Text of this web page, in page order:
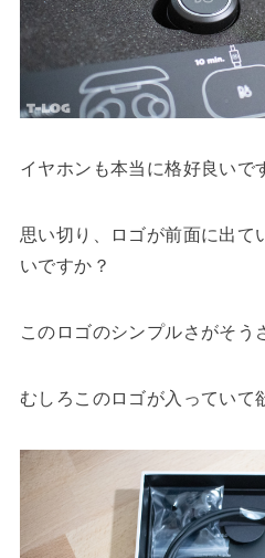
イヤホンも本当に格好良いで
思い切り、ロゴが前面に出て
いですか？
このロゴのシンプルさがそう
むしろこのロゴが入っていて